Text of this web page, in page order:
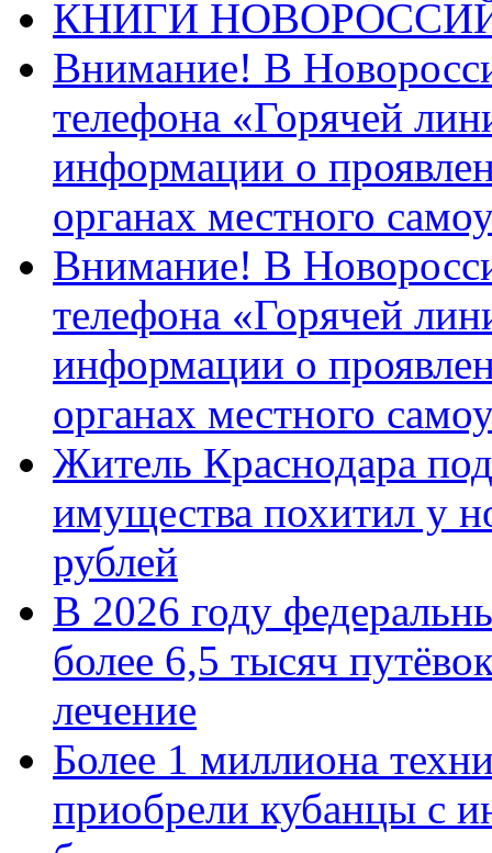
КНИГИ
Внимание! В
телефона «Горячей
информации о
органах местного
Внимание! В
телефона «Горячей
информации о
органах местного
Житель Краснодара
имущества похитил у
рублей
В 2026 году
более 6,5 тысяч
лечение
Более 1 миллиона
приобрели кубанцы с